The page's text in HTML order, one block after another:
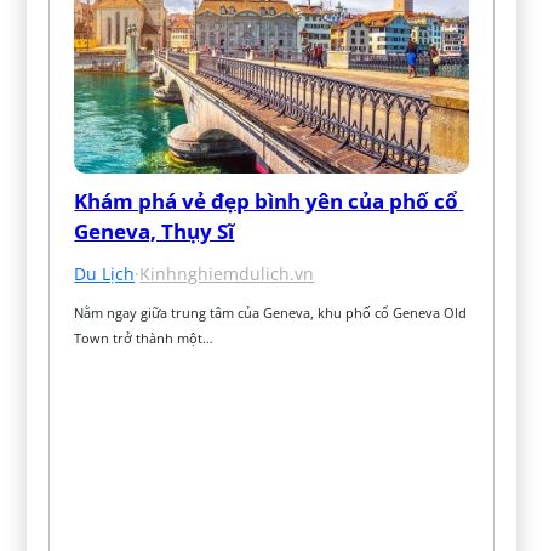
Khám phá vẻ đẹp bình yên của phố cổ
Geneva, Thụy Sĩ
Du Lịch·Kinhnghiemdulich.vn
Nằm ngay giữa trung tâm của Geneva, khu phố cổ Geneva Old
Town trở thành một…